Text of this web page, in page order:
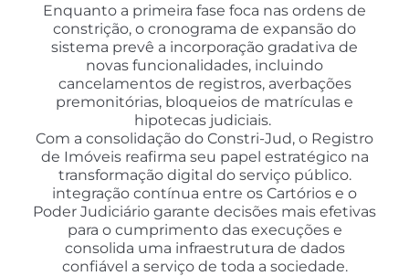
Enquanto a primeira fase foca nas ordens de
constrição, o cronograma de expansão do
sistema prevê a incorporação gradativa de
novas funcionalidades, incluindo
cancelamentos de registros, averbações
premonitórias, bloqueios de matrículas e
hipotecas judiciais.
Com a consolidação do Constri-Jud, o Registro
de Imóveis reafirma seu papel estratégico na
transformação digital do serviço público.
integração contínua entre os Cartórios e o
Poder Judiciário garante decisões mais efetivas
para o cumprimento das execuções e
consolida uma infraestrutura de dados
confiável a serviço de toda a sociedade.